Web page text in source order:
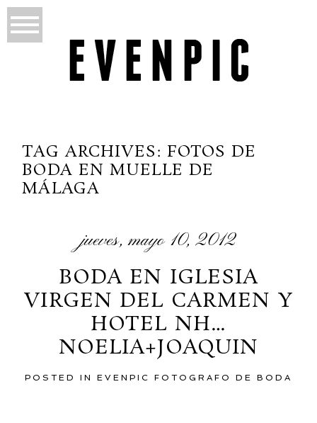
TAG ARCHIVES: FOTOS DE
BODA EN MUELLE DE
MÁLAGA
jueves, mayo 10, 2012
BODA EN IGLESIA
VIRGEN DEL CARMEN Y
HOTEL NH…
NOELIA+JOAQUIN
POSTED IN EVENPIC FOTOGRAFO DE BODA